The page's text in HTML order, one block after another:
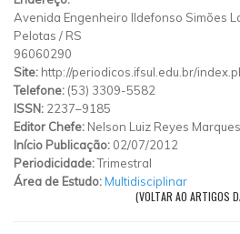
Avenida Engenheiro Ildefonso Simões
Pelotas / RS
96060290
Site: http://periodicos.ifsul.edu.br/
Telefone: (53) 3309-5582
ISSN: 2237–9185
Editor Chefe: Nelson Luiz Reyes Marques
Início Publicação: 02/07/2012
Periodicidade:Trimestral
Área de Estudo:Multidisciplinar
(VOLTAR AO ARTIGOS